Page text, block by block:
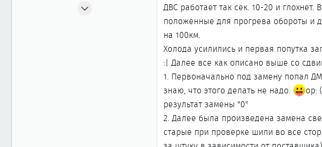
ДВС работает так сек. 10-20 и глохнет.
положенные для прогрева обороты и
на 100км.
Холода усилились и первая попутка
:| Далее все как описано выше со
1. Первоначально под замену попал
знаю, что этого делать не надо.
op:
результат замены "0"
2. Далее была произведена замена
старые при проверке шили во все